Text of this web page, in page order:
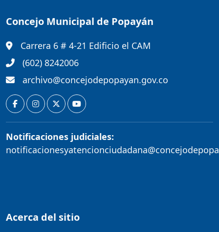
Concejo Municipal de Popayán
Carrera 6 # 4-21 Edificio el CAM
(602) 8242006
archivo@concejodepopayan.gov.co
Notificaciones judiciales:
Acerca del sitio